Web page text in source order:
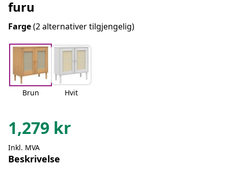
furu
Farge(2 alternativer tilgjengelig)
Brun Hvit
1,279 kr
Inkl. MVA
Beskrivelse